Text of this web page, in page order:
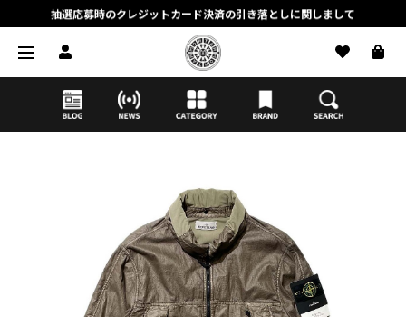
抽選応募時のクレジットカード決済の引き落としに関しまして
【応募前に必ずお読みください】抽選応募に関する注意事項
MORTAR ONLINE STOREの会員に関しまして